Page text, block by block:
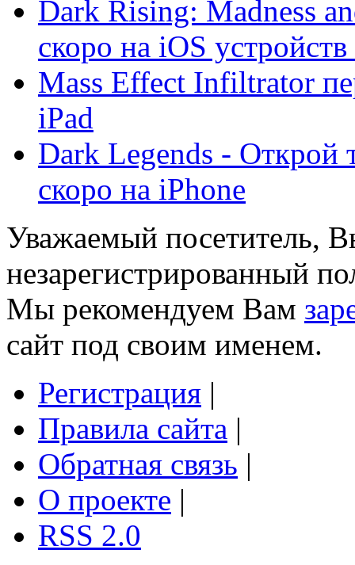
Dark Rising: Madness
скоро на iOS
Mass Effect Infiltrator
iPad
Dark Legends - Открой
скоро на iPhone
Уважаемый посетитель,
незарегистрированный
Мы рекомендуем Вам
сайт под своим именем.
Регистрация |
Правила сайта |
Обратная связь |
О проекте |
RSS 2.0